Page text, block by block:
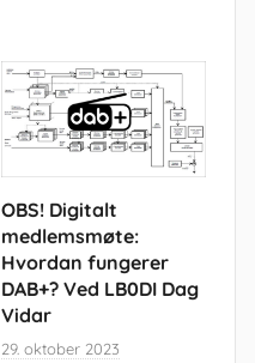
OBS! Digitalt
medlemsmøte:
Hvordan fungerer
DAB+? Ved LB0DI Dag
Vidar
29. oktober 2023